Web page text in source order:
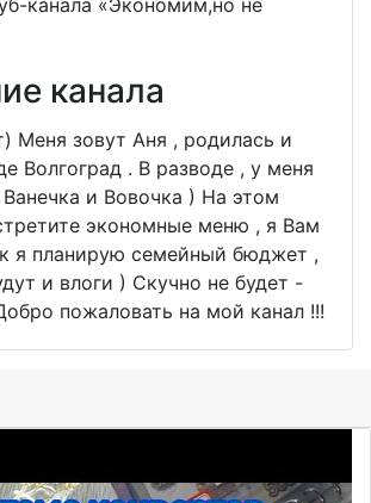
канала
Меня зовут Аня , родилась и
Волгоград . В разводе , у меня
и Вовочка ) На этом
экономные меню , я Вам
я планирую семейный бюджет ,
и влоги ) Скучно не будет -
пожаловать на мой канал !!!